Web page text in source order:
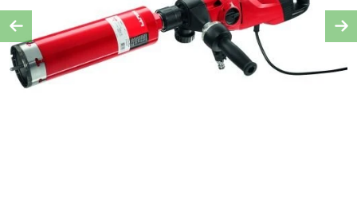
Previous